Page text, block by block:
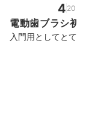
4
電動歯ブラシ初
さ
入門用としてとて